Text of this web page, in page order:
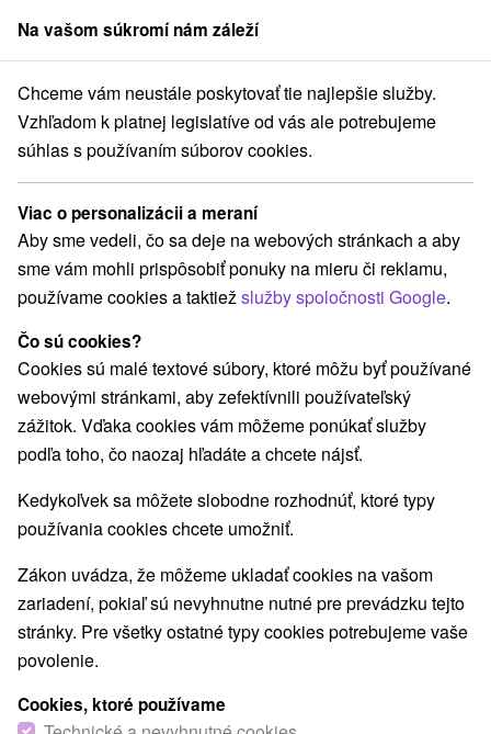
člen skupinySorger
Prešovský kraj Nová Lesná Apartmány Tília **** Nová Lesná
Apartmány Tília★★★★
Lesná
Nová Lesná
Rezervovať cez booking
REZERVÁCIA A VÝBER POBYTU
Kontaktujte priamo ubytovateľa.
Navigovať do miesta
Na vašom súkromí nám záleží
Chceme vám neustále poskytovať tie najlepšie služby.
Vzhľadom k platnej legislatíve od vás ale potrebujeme
súhlas s používaním súborov cookies.
Viac o personalizácii a meraní
Aby sme vedeli, čo sa deje na webových stránkach a aby
sme vám mohli prispôsobiť ponuky na mieru či reklamu,
používame cookies a taktiežslužby spoločnosti Google.
Čo sú cookies?
Cookies sú malé textové súbory, ktoré môžu byť používané
webovými stránkami, aby zefektívnili používateľský
zážitok. Vďaka cookies vám môžeme ponúkať služby
podľa toho, čo naozaj hľadáte a chcete nájsť.
Kedykoľvek sa môžete slobodne rozhodnúť, ktoré typy
používania cookies chcete umožniť.
Zákon uvádza, že môžeme ukladať cookies na vašom
zariadení, pokiaľ sú nevyhnutne nutné pre prevádzku tejto
stránky. Pre všetky ostatné typy cookies potrebujeme vaše
povolenie.
Cookies, ktoré používame